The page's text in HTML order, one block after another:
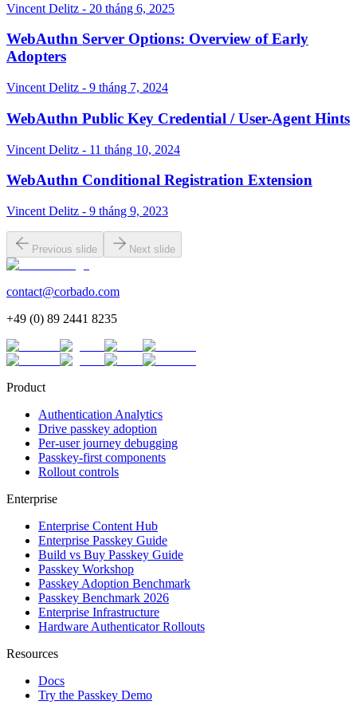
Vincent Delitz - 20 tháng 6, 2025
WebAuthn Server Options: Overview of Early
Adopters
Vincent Delitz - 9 tháng 7, 2024
WebAuthn Public Key Credential / User-Agent Hints
Vincent Delitz - 11 tháng 10, 2024
WebAuthn Conditional Registration Extension
Vincent Delitz - 9 tháng 9, 2023
Previous slide Next slide
contact@corbado.com
+49 (0) 89 2441 8235
Product
Authentication Analytics
Drive passkey adoption
Per-user journey debugging
Passkey-first components
Rollout controls
Enterprise
Enterprise Content Hub
Enterprise Passkey Guide
Build vs Buy Passkey Guide
Passkey Workshop
Passkey Adoption Benchmark
Passkey Benchmark 2026
Enterprise Infrastructure
Hardware Authenticator Rollouts
Resources
Docs
Try the Passkey Demo